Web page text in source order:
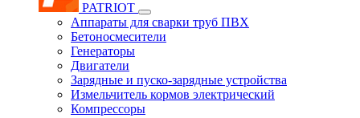
PATRIOT
Аппараты для сварки труб ПВХ
Бетоносмесители
Генераторы
Двигатели
Зарядные и пуско-зарядные устройства
Измельчитель кормов электрический
Компрессоры